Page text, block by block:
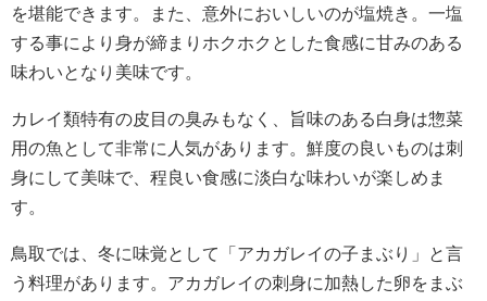
を堪能できます。また、意外においしいのが塩焼き。一塩
する事により身が締まりホクホクとした食感に甘みのある
味わいとなり美味です。
カレイ類特有の皮目の臭みもなく、旨味のある白身は惣菜
用の魚として非常に人気があります。鮮度の良いものは刺
身にして美味で、程良い食感に淡白な味わいが楽しめま
す。
鳥取では、冬に味覚として「アカガレイの子まぶり」と言
う料理があります。アカガレイの刺身に加熱した卵をまぶ